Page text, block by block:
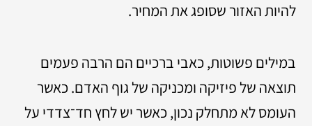
להיות האזור שסופג את המחיר.
במילים פשוטות, כאבי ברכיים הם הרבה פעמים
תוצאה של פיזיקה ומכניקה של גוף האדם. כאשר
העומס לא מתחלק נכון, כאשר יש לחץ חד־צדדי על